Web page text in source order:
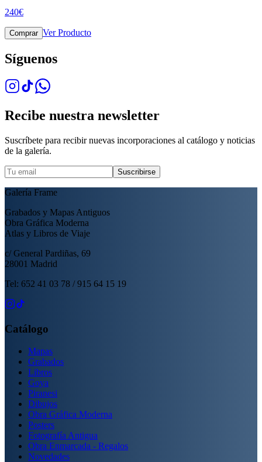
240€
Comprar Ver Producto
Síguenos
Recibe nuestra newsletter
Suscríbete para recibir nuevas incorporaciones al catálogo y noticias
de la galería.
Suscribirse
Galería Frame
Grabados y Mapas Antiguos
Obra Gráfica Moderna
Atlas y Libros de Viaje
c/ General Pardiñas, 69
28001 Madrid
Tel: 652 41 03 78 / 915 64 15 19
Catálogo
Mapas
Grabados
Libros
Goya
Piranesi
Dibujos
Obra Gráfica Moderna
Posters
Fotografía Antigua
Obra Enmarcada - Regalos
Novedades